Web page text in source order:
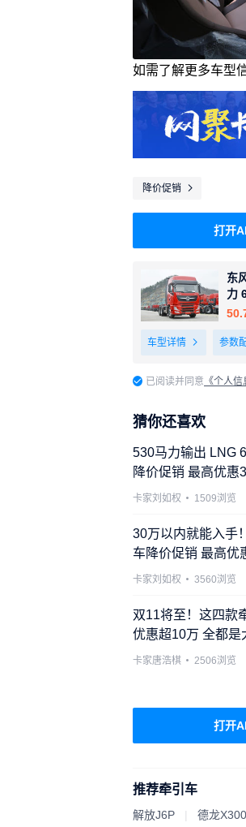
如需了解更多车型
降价促销 
打开
东
力
车型详情  参数
已阅读并同意 《个人
猜你还喜欢
530马力输出 LNG
降价促销 最高优惠
卡家刘如权  1509浏览
30万以内就能入手
车降价促销 最高优
卡家刘如权  3560浏览
双11将至！这四款
优惠超10万 全都是
MT自动档
卡家唐浩棋  2506浏览
打开
推荐牵引车
解放J6P 德龙